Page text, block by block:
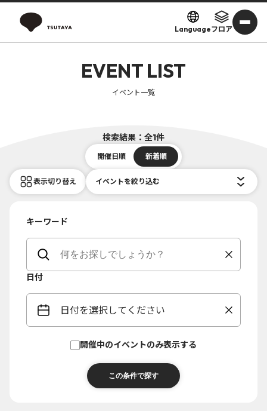
Languageフロア
EVENT LIST
イベント一覧
検索結果：全1件
開催日順 新着順
表示切り替え イベントを絞り込む
キーワード
日付
日付を選択してください
開催中のイベントのみ表示する